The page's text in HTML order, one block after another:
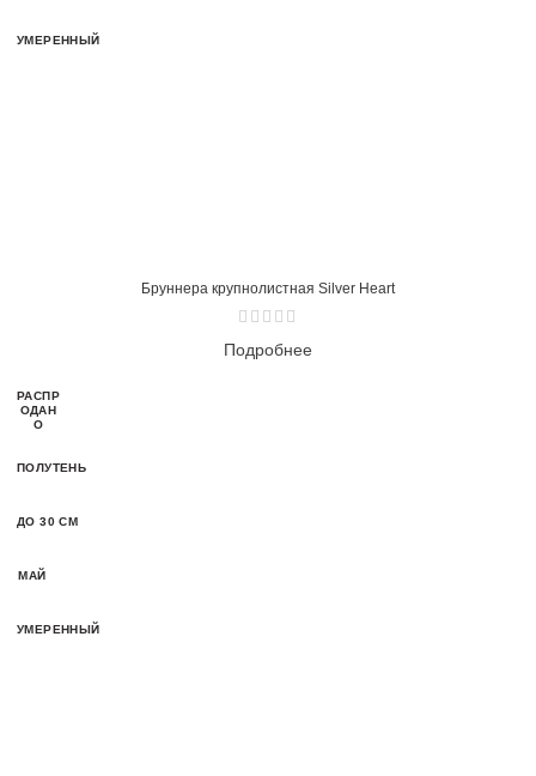
УМЕРЕННЫЙ
Бруннера крупнолистная Silver Heart
Подробнее
РАСПР
ОДАН
О
ПОЛУТЕНЬ
ДО 30 СМ
МАЙ
УМЕРЕННЫЙ